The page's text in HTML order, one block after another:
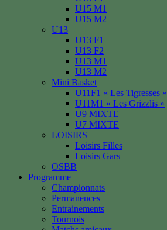
U15 M1
U15 M2
U13
U13 F1
U13 F2
U13 M1
U13 M2
Mini Basket
U11F1 « Les Tigresses »
U11M1 « Les Grizzlis »
U9 MIXTE
U7 MIXTE
LOISIRS
Loisirs Filles
Loisirs Gars
OSBB
Programme
Championnats
Permanences
Entrainements
Tournois